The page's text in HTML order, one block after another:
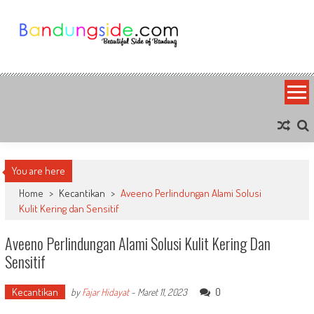
content
Bandung Side
You are here
Home > Kecantikan > Aveeno Perlindungan Alami Solusi
Kulit Kering dan Sensitif
Aveeno Perlindungan Alami Solusi Kulit Kering Dan
Sensitif
Kecantikan byFajar Hidayat- Maret 11, 2023 0